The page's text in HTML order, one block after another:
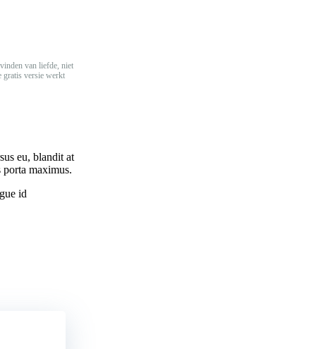
van liefde, niet
gratis versie werkt
eu, blandit at
maximus.
id